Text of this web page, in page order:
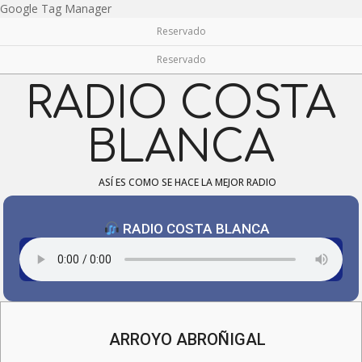
Google Tag ManagerSkip
content
Reservado
Reservado
RADIO COSTA
BLANCA
ASÍ ES COMO SE HACE LA MEJOR RADIO
RADIO COSTA BLANCA
ARROYO ABROÑIGAL